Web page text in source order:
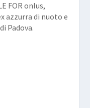
FOR onlus,
azzurra di nuoto e
Padova.